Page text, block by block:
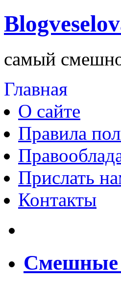
самый
Главная
О сайте
Правила
Прислать
Контакты
Смешные